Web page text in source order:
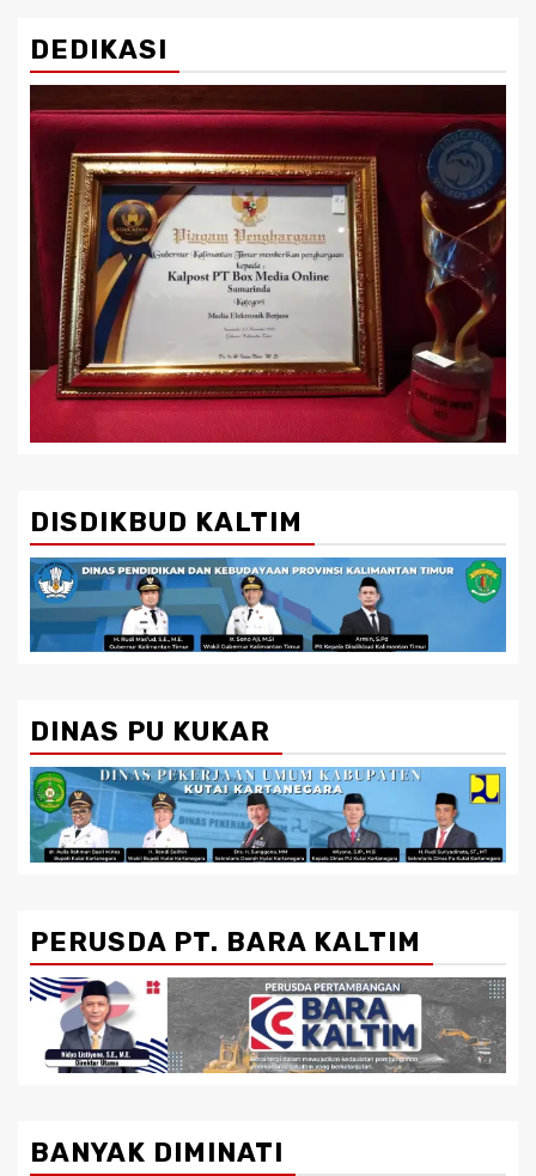
DEDIKASI
DISDIKBUD KALTIM
DINAS PU KUKAR
PERUSDA PT. BARA KALTIM
BANYAK DIMINATI